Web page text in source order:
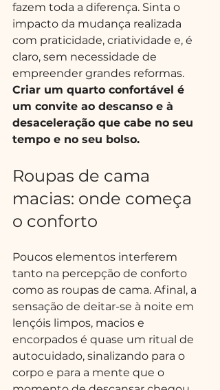
fazem toda a diferença. Sinta o
impacto da mudança realizada
com praticidade, criatividade e, é
claro, sem necessidade de
empreender grandes reformas.
Criar um quarto confortável é
um convite ao descanso e à
desaceleração que cabe no seu
tempo e no seu bolso.
Roupas de cama
macias: onde começa
o conforto
Poucos elementos interferem
tanto na percepção de conforto
como as roupas de cama. Afinal, a
sensação de deitar-se à noite em
lençóis limpos, macios e
encorpados é quase um ritual de
autocuidado, sinalizando para o
corpo e para a mente que o